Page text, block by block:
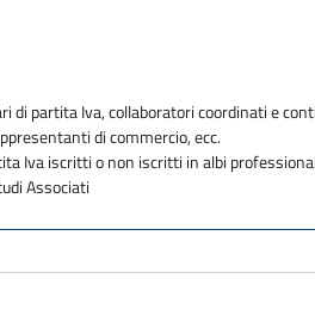
di partita Iva, collaboratori coordinati e
di commercio, ecc.
Iva iscritti o non iscritti in albi
Associati